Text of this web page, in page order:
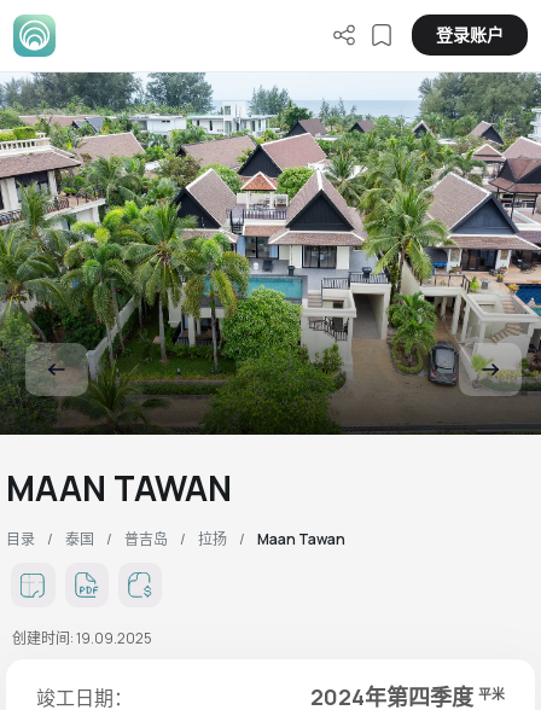
登录账户
MAAN TAWAN
目录 泰国 普吉岛 拉扬 Maan Tawan
创建时间: 19.09.2025
竣工日期： 2024年第四季度 平米